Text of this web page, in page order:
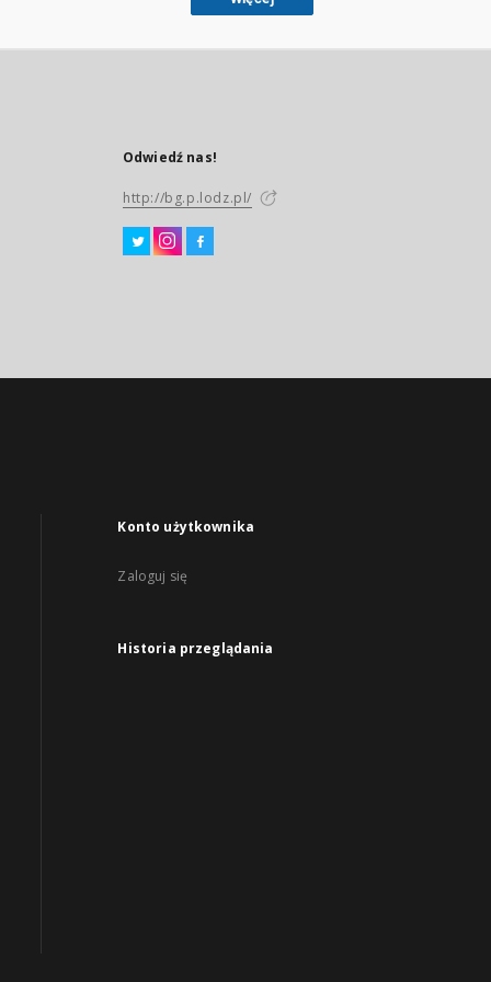
Odwiedź nas!
http://bg.p.lodz.pl/
Konto użytkownika
Zaloguj się
Historia przeglądania